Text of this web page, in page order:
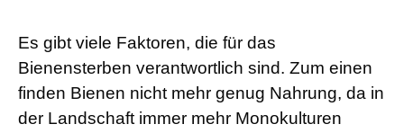
Es gibt viele Faktoren, die für das
Bienensterben verantwortlich sind. Zum einen
finden Bienen nicht mehr genug Nahrung, da in
der Landschaft immer mehr Monokulturen